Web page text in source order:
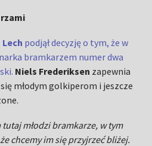
Lech podjął decyzję o tym, że w
bramkarzem numer dwa
Niels Frederiksen zapewnia
młodym golkiperom i jeszcze
młodzi bramkarze, w tym
chcemy im się przyjrzeć bliżej.